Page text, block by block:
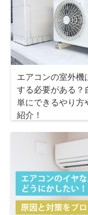
エアコンの室外機
する必要がある？
単にできるやり方
紹介！